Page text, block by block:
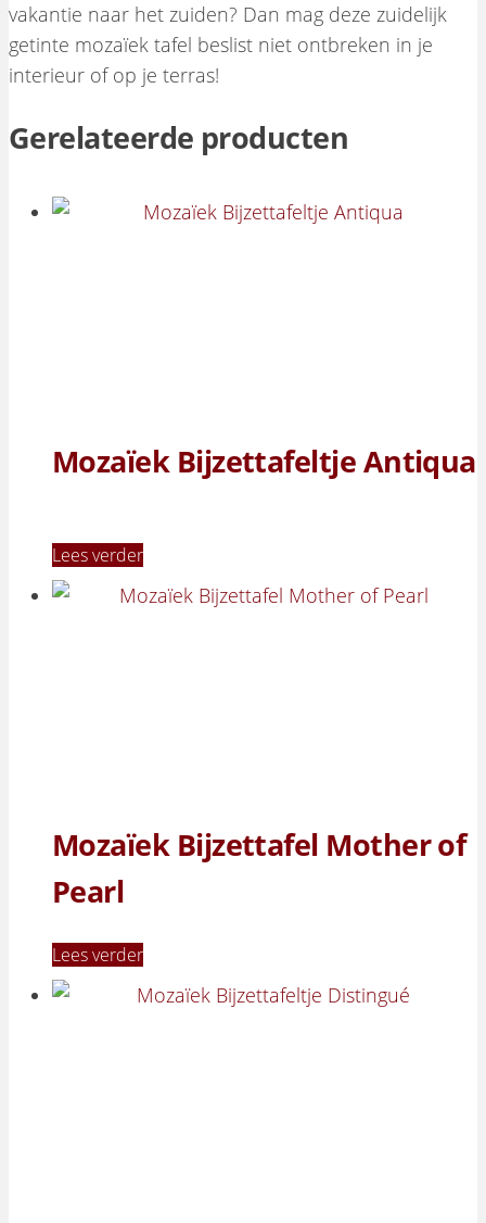
vakantie naar het zuiden? Dan mag deze zuidelijk
getinte mozaïek tafel beslist niet ontbreken in je
interieur of op je terras!
Gerelateerde producten
Mozaïek Bijzettafeltje Antiqua
Lees verder
Mozaïek Bijzettafel Mother of
Pearl
Lees verder